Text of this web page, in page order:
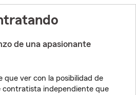
de una apasionante
que ver con la posibilidad de
contratista independiente que